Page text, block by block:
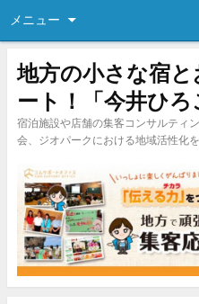
メニュー
地方の小さな宿
ート！「今井ひろ
宿泊施設や店舗の集客コンサルティ
会、ジオパークにおける地域活性化